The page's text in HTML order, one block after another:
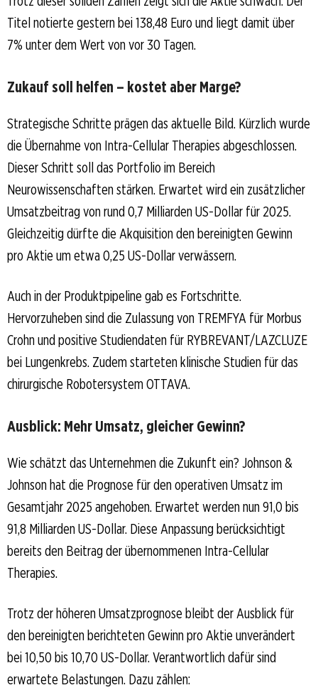
Titel notierte gestern bei 138,48 Euro und liegt damit über
7% unter dem Wert von vor 30 Tagen.
Zukauf soll helfen – kostet aber Marge?
Strategische Schritte prägen das aktuelle Bild. Kürzlich wurde
die Übernahme von Intra-Cellular Therapies abgeschlossen.
Dieser Schritt soll das Portfolio im Bereich
Neurowissenschaften stärken. Erwartet wird ein zusätzlicher
Umsatzbeitrag von rund 0,7 Milliarden US-Dollar für 2025.
Gleichzeitig dürfte die Akquisition den bereinigten Gewinn
pro Aktie um etwa 0,25 US-Dollar verwässern.
Auch in der Produktpipeline gab es Fortschritte.
Hervorzuheben sind die Zulassung von TREMFYA für Morbus
Crohn und positive Studiendaten für RYBREVANT/LAZCLUZE
bei Lungenkrebs. Zudem starteten klinische Studien für das
chirurgische Robotersystem OTTAVA.
Ausblick: Mehr Umsatz, gleicher Gewinn?
Wie schätzt das Unternehmen die Zukunft ein? Johnson &
Johnson hat die Prognose für den operativen Umsatz im
Gesamtjahr 2025 angehoben. Erwartet werden nun 91,0 bis
91,8 Milliarden US-Dollar. Diese Anpassung berücksichtigt
bereits den Beitrag der übernommenen Intra-Cellular
Therapies.
Trotz der höheren Umsatzprognose bleibt der Ausblick für
den bereinigten berichteten Gewinn pro Aktie unverändert
bei 10,50 bis 10,70 US-Dollar. Verantwortlich dafür sind
erwartete Belastungen. Dazu zählen: